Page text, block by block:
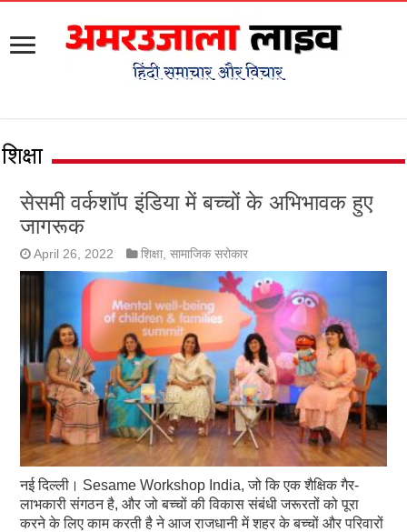
शिक्षा
सेसमी वर्कशॉप इंडिया में बच्चों के अभिभावक हुए
जागरूक
April 26, 2022 शिक्षा ,सामाजिक सरोकार
नई दिल्ली। Sesame Workshop India, जो कि एक शैक्षिक गैर-
लाभकारी संगठन है, और जो बच्चों की विकास संबंधी जरूरतों को पूरा
करने के लिए काम करती है ने आज राजधानी में शहर के बच्चों और परिवारों